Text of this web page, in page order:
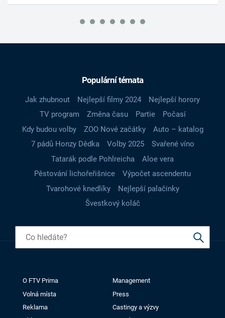
Populární témata
Jak zhubnout Nejlepší filmy 2024
Nejlepší horory
TV program
Změna času Partie
Počasí
Kdy budou volby
ZOO Nové začátky
Auto – katalog
7 pádů Honzy Dědka
Volby 2025
Svařené víno
Tatarák podle Pohlreicha
Aloe vera
Pěstování lichořeřišnice
Výpočet ascendentu
Tvarohové knedlíky
Nejlepší palačinky
Švestkový koláč
O FTV Prima
Management
Volná místa
Press
Reklama
Castingy a výzvy